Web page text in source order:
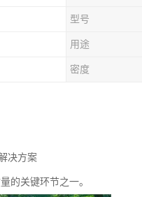
型号
用途
密度
决方案
的关键环节之一。